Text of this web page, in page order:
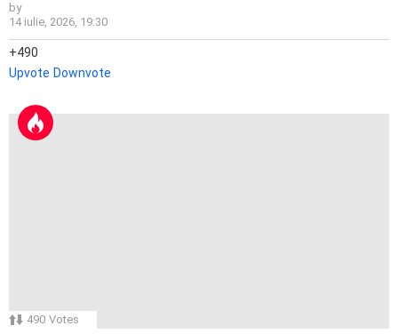
by
14 iulie, 2026, 19:30
490
Upvote Downvote
490 Votes